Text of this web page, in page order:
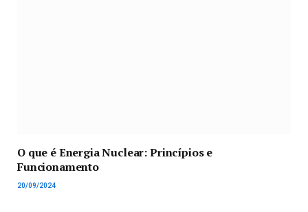
O que é Energia Nuclear: Princípios e
Funcionamento
20/09/2024